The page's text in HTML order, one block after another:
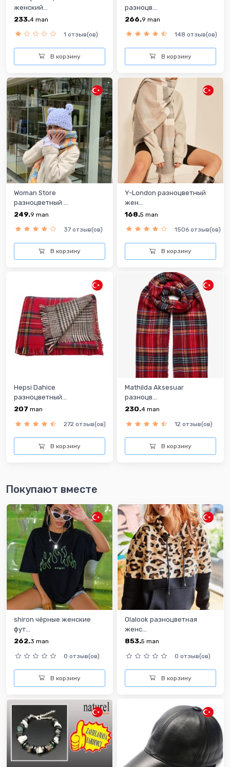
женский...
233.4 man
1 отзыв(ов)
В корзину
разноцв...
266.9 man
148 отзыв(ов)
В корзину
Woman Store
разноцветный ...
249.9 man
37 отзыв(ов)
В корзину
Y-London разноцветный
жен...
168.5 man
1506 отзыв(ов)
В корзину
Hepsi Dahice
разноцветный...
207 man
272 отзыв(ов)
В корзину
Mathilda Aksesuar
разноцв...
230.4 man
12 отзыв(ов)
В корзину
Покупают вместе
shiron чёрные женские
фут...
262.3 man
0 отзыв(ов)
В корзину
Olalook разноцветная
женс...
853.5 man
0 отзыв(ов)
В корзину